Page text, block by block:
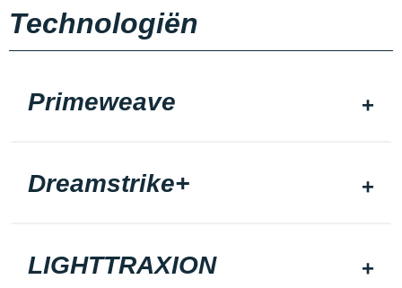
Technologiën
Primeweave
Dreamstrike+
LIGHTTRAXION